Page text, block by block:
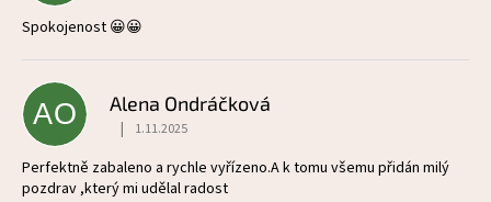
e
n
í
Spokojenost 😀😀
AO Alena Ondráčková
Hodnocení produktu je 5 z 5 hvězdiček.
| 1.11.2025
Perfektně zabaleno a rychle vyřízeno.A k tomu všemu přidán milý
pozdrav ,který mi udělal radost